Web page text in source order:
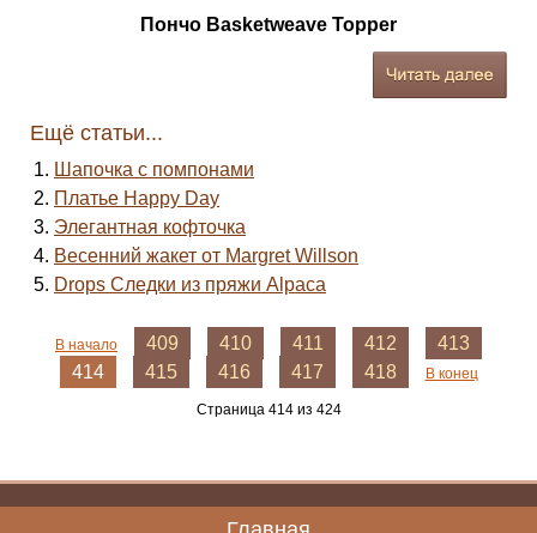
Пончо Basketweave Topper
Ещё статьи...
Шапочка с помпонами
Платье Happy Day
Элегантная кофточка
Весенний жакет от Margret Willson
Drops Следки из пряжи Alpaca
В начало 409 410 411 412
413
414
415 416 417 418 В конец
Страница 414 из 424